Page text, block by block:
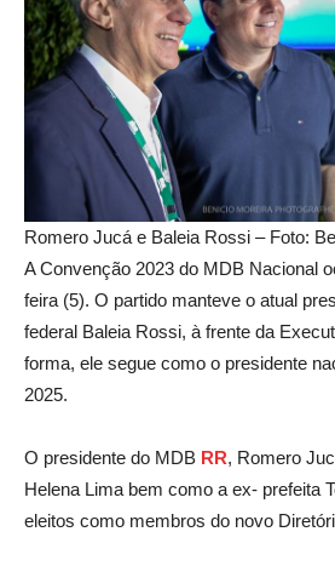
Romero Jucá e Baleia Rossi – Foto:
A Convenção 2023 do MDB Nacional
feira (5). O partido manteve o atual
federal Baleia Rossi, à frente da
forma, ele segue como o presidente
2025.
O presidente do MDB RR, Romero
Helena Lima bem como a ex- prefeita
eleitos como membros do novo